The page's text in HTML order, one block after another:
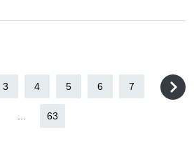
3 4 5 6 7
63